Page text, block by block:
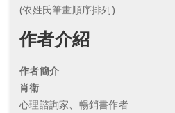
(依姓氏筆畫順序排列)
作者介紹
作者簡介
肖衛
心理諮詢家、暢銷書作者